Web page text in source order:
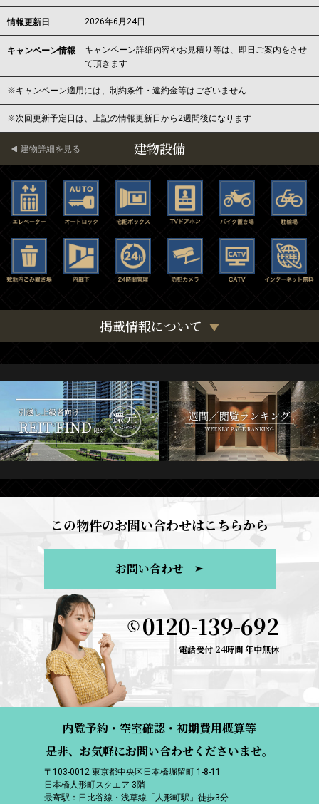
情報更新日 2026年6月24日
キャンペーン情報
キャンペーン詳細内容やお見積り等は、即日ご案内をさせ
て頂きます
※キャンペーン適用には、制約条件・違約金等はございません
※次回更新予定日は、上記の情報更新日から2週間後になります
建物設備
建物詳細を見る
掲載情報について
この物件のお問い合わせはこちらから
お問い合わせ
0120-139-692
電話受付 24時間 年中無休
内覧予約・空室確認・初期費用概算等
是非、お気軽にお問い合わせくださいませ。
〒103-0012 東京都中央区日本橋堀留町 1-8-11
日本橋人形町スクエア 3階
最寄駅：日比谷線・浅草線「人形町駅」徒歩3分